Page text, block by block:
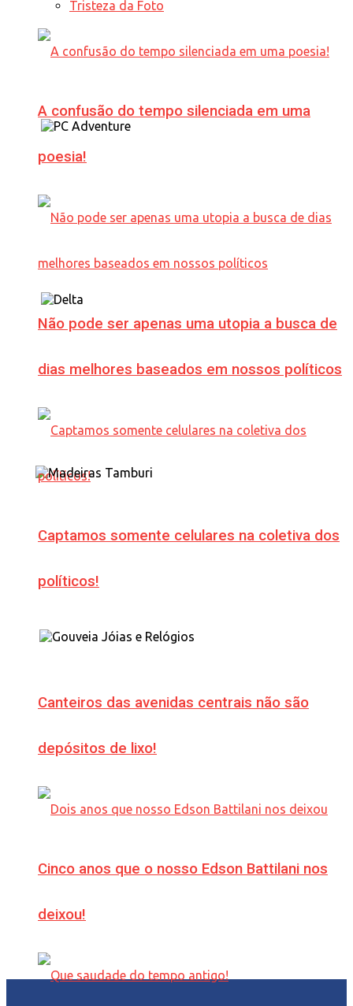
Tristeza da Foto
A confusão do tempo silenciada em uma
poesia!
Não pode ser apenas uma utopia a busca de
dias melhores baseados em nossos políticos
Captamos somente celulares na coletiva dos
políticos!
Canteiros das avenidas centrais não são
depósitos de lixo!
Cinco anos que o nosso Edson Battilani nos
deixou!